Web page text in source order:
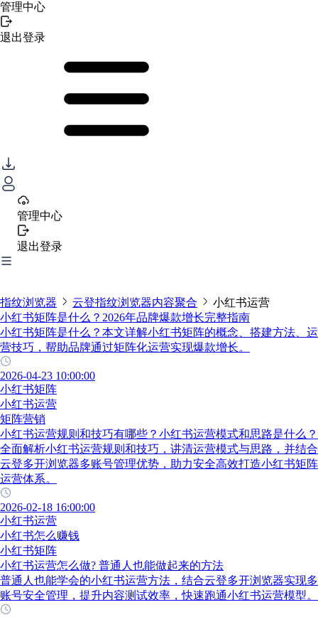
管理中心
退出登录
管理中心
退出登录
指纹浏览器 云登指纹浏览器内容聚合
小红书运营
小红书矩阵是什么？2026年品牌爆款增长完整指南
小红书矩阵是什么？本文详解小红书矩阵的概念、搭建方法、运
营技巧，帮助品牌通过矩阵化运营实现爆款增长。
2026-04-23 10:00:00
小红书矩阵
小红书运营
矩阵营销
小红书运营规则和技巧有哪些？小红书运营模式和思路是什么？
全面解析小红书运营规则和技巧，讲清运营模式与思路，并结合
云登多开浏览器多账号管理优势，助力安全高效打造小红书矩阵
运营体系。
2026-02-18 16:00:00
小红书运营
小红书怎么赚钱
小红书矩阵
小红书运营怎么做? 普通人也能做起来的方法
普通人也能学会的小红书运营方法，结合云登多开浏览器实现多
账号安全管理，提升内容测试效率，快速跑通小红书运营模型。